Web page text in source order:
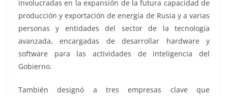
involucradas en la expansión de la futura capacidad de
producción y exportación de energía de Rusia y a varias
personas y entidades del sector de la tecnología
avanzada, encargadas de desarrollar hardware y
software para las actividades de inteligencia del
Gobierno.
También designó a tres empresas clave que